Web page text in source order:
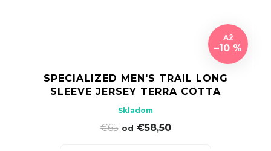
AŽ
–10 %
SPECIALIZED MEN'S TRAIL LONG
SLEEVE JERSEY TERRA COTTA
Skladom
€65| od €58,50